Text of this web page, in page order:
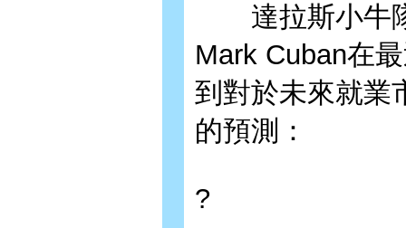
達拉斯小牛隊
Mark Cuban在
到對於未來就業
的預測：
?